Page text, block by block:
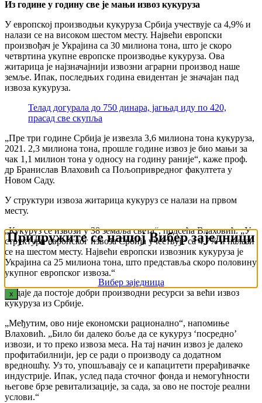
Из године у годину све је мањи извоз кукуруза
У европској производњи кукуруза Србија учествује са 4,9% и
налази се на високом шестом месту. Највећи европски
произвођач је Украјина са 30 милиона тона, што је скоро
четвртина укупне европске производње кукуруза. Ова
житарица је најзначајнији извозни аграрни производ наше
земље. Ипак, последњих година евидентан је значајан пад
извоза кукуруза.
Телад догурала до 750 динара, јагњад иду по 420,
прасад све скупља
„Пре три године Србија је извезла 3,6 милиона тона кукуруза,
2021. 2,3 милиона тона, прошле године извоз је био мањи за
чак 1,1 милион тона у односу на годину раније“, каже проф.
др Бранислав Влаховић са Пољопривредног факултета у
Новом Саду.
У структури извоза житарица кукуруз се налази на првом
месту.
„Кукуруз се извози у 38 земаља света“, подсећа Влаховић. „У
структури европског извоза Србија учествује са 4,7% и налази
се на шестом месту. Највећи европски извозник кукуруза је
Украјина са 25 милиона тона, што представља скоро половину
укупног европског извоза.“
Додаје да постоје добри производни ресурси за већи извоз
кукуруза из Србије.
„Међутим, ово није економски рационално“, напомиње
Влаховић. „Било би далеко боље да се кукуруз ‘посредно’
извози, и то преко извоза меса. На тај начин извоз је далеко
профитабилнији, јер се ради о производу са додатном
вредношћу. Уз то, упошљавају се и капацитети прерађивачке
индустрије. Ипак, услед пада сточног фонда и немогућности
његове брзе ревитализације, за сада, за ово не постоје реални
услови.“
Придружите се нашој Вибер заједници
Вибер заједница
x